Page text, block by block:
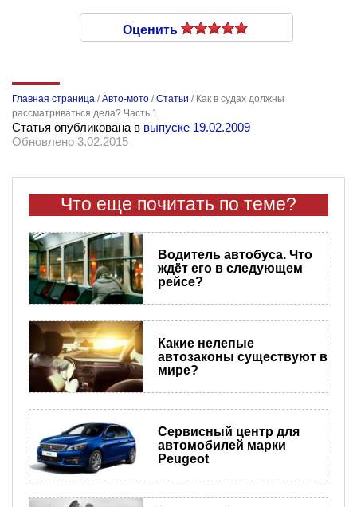
Оценить
Главная страница /Авто-мото /Статьи / Как в судах должны
рассматриваться дела? Часть 1
Статья опубликована в выпуске 19.02.2009
Обновлено 3.02.2015
Что еще почитать по теме?
Водитель автобуса. Что
ждёт его в следующем
рейсе?
​Какие нелепые
автозаконы существуют в
мире?
Сервисный центр для
автомобилей марки
Peugeot